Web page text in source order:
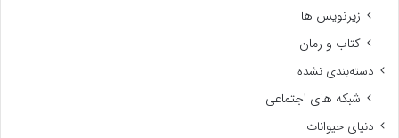
زیرنویس ها
کتاب و رمان
دسته‌بندی نشده
شبکه های اجتماعی
دنیای حیوانات